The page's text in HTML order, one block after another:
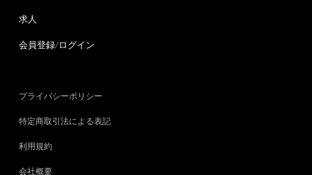
求人
会員登録/ログイン
プライバシーポリシー
特定商取引法による表記
利用規約
会社概要